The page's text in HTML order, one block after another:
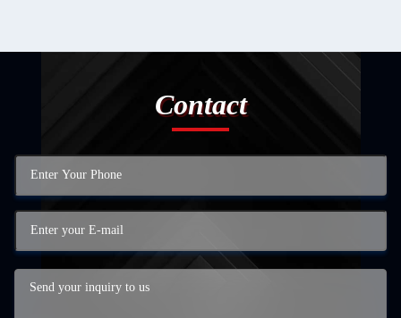
Contact